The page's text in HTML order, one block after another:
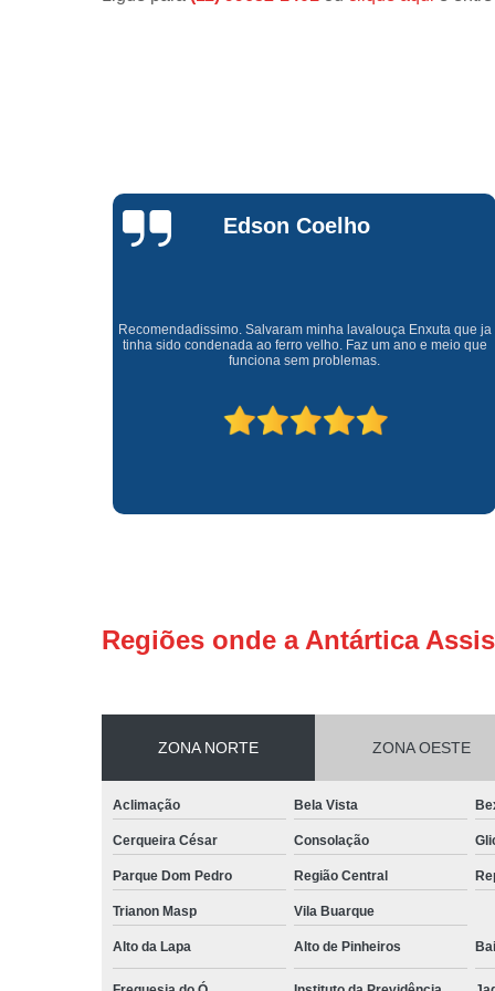
Waldirene
Monteiro
Uma empresa á 41 anos no mercado que sempre valoriza o
cliente ótimo atendimento com garantia de todos o serviços.
Regiões onde a Antártica
ZONA NORTE ZONA OESTE
Aclimação Bela Vista
Cerqueira César Consolação
Parque Dom Pedro Região Central
Trianon Masp Vila Buarque
Alto da Lapa Alto de Pinheiros